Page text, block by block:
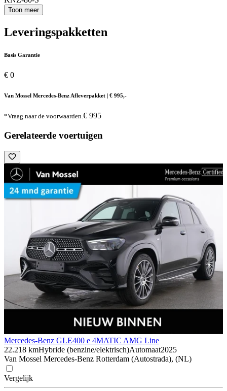
Toon meer
Leveringspakketten
Basis Garantie
€ 0
Van Mossel Mercedes-Benz Afleverpakket | € 995,-
*Vraag naar de voorwaarden.€ 995
Gerelateerde voertuigen
Mercedes-Benz GLE400 e 4MATIC AMG Line
22.218 kmHybride (benzine/elektrisch)Automaat2025
Van Mossel Mercedes-Benz Rotterdam (Autostrada), (NL)
Vergelijk